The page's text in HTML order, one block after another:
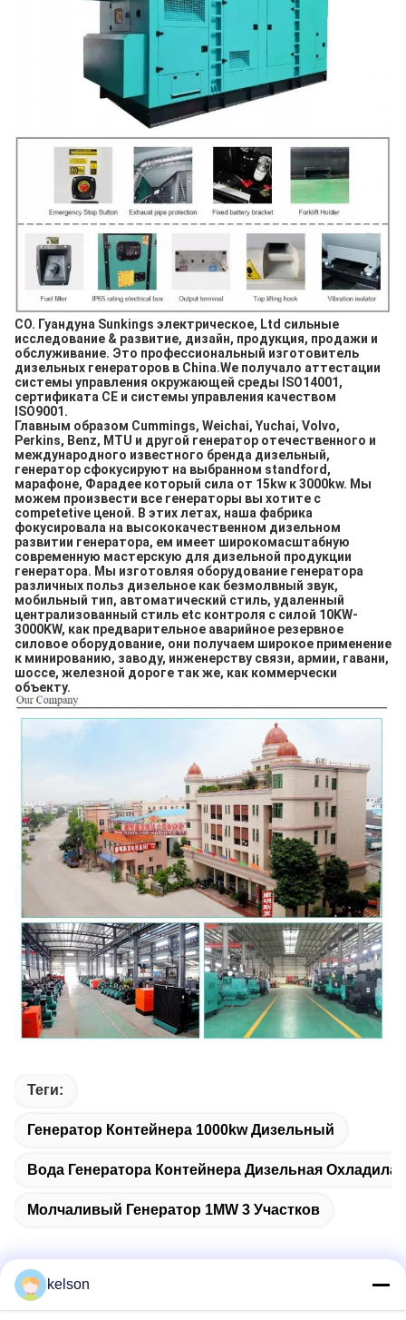
CO. Гуандуна Sunkings электрическое, Ltd сильные
исследование & развитие, дизайн, продукция, продажи и
обслуживание. Это профессиональный изготовитель
дизельных генераторов в China.We получало аттестации
системы управления окружающей среды ISO14001,
сертификата CE и системы управления качеством
ISO9001.
Главным образом Cummings, Weichai, Yuchai, Volvo,
Perkins, Benz, MTU и другой генератор отечественного и
международного известного бренда дизельный,
генератор сфокусируют на выбранном standford,
марафоне, Фарадее который сила от 15kw к 3000kw. Мы
можем произвести все генераторы вы хотите с
competetive ценой. В этих летах, наша фабрика
фокусировала на высококачественном дизельном
развитии генератора, ем имеет широкомасштабную
современную мастерскую для дизельной продукции
генератора. Мы изготовляя оборудование генератора
различных польз дизельное как безмолвный звук,
мобильный тип, автоматический стиль, удаленный
централизованный стиль etc контроля с силой 10KW-
3000KW, как предварительное аварийное резервное
силовое оборудование, они получаем широкое применение
к минированию, заводу, инженерству связи, армии, гавани,
шоссе, железной дороге так же, как коммерчески
объекту.
Теги:
Генератор Контейнера 1000kw Дизельный
Вода Генератора Контейнера Дизельная Охладила
Молчаливый Генератор 1MW 3 Участков
kelson